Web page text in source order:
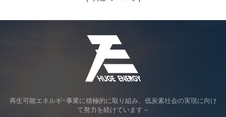
再生可能エネルギ-事業に積極的に取り組み、低炭素社会の実現に向け
て努力を続けています～